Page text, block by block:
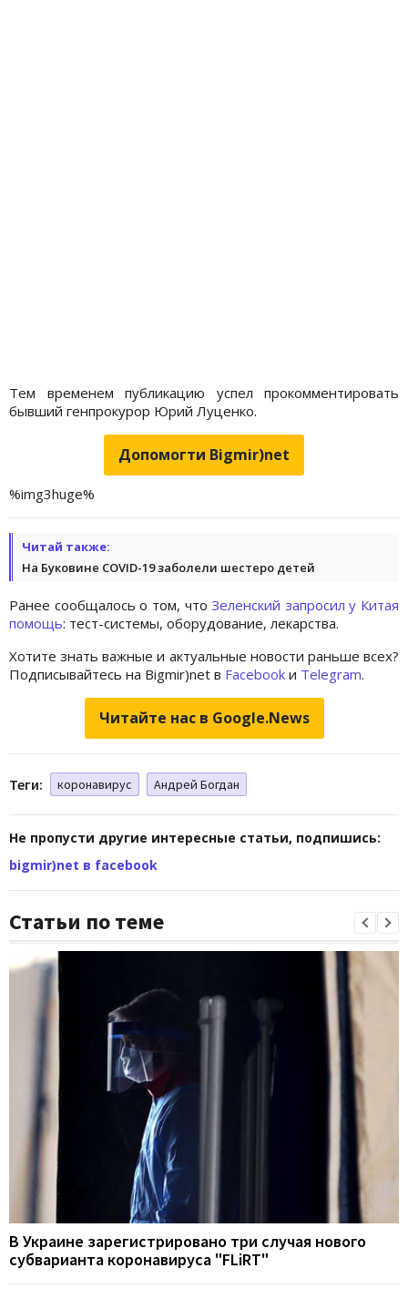
Тем временем публикацию успел прокомментировать
бывший генпрокурор Юрий Луценко.
Допомогти Bigmir)net
%img3huge%
Читай также:
На Буковине СOVID-19 заболели шестеро детей
Ранее сообщалось о том, чтоЗеленский запросил у Китая
помощь: тест-системы, оборудование, лекарства.
Хотите знать важные и актуальные новости раньше всех?
Подписывайтесь на Bigmir)net в Facebook и Telegram.
Читайте нас в Google.News
Теги: коронавирус Андрей Богдан
Не пропусти другие интересные статьи, подпишись:
bigmir)net в facebook
Статьи по теме
В Украине зарегистрировано три случая нового
субварианта коронавируса "FLiRT"